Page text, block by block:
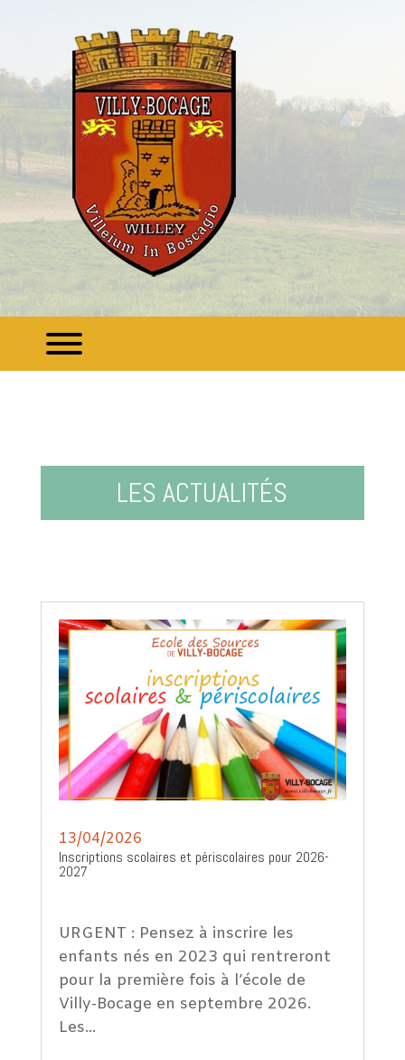
LES ACTUALITÉS
13/04/2026
Inscriptions scolaires et périscolaires pour 2026-
2027
URGENT : Pensez à inscrire les
enfants nés en 2023 qui rentreront
pour la première fois à l’école de
Villy-Bocage en septembre 2026.
Les...